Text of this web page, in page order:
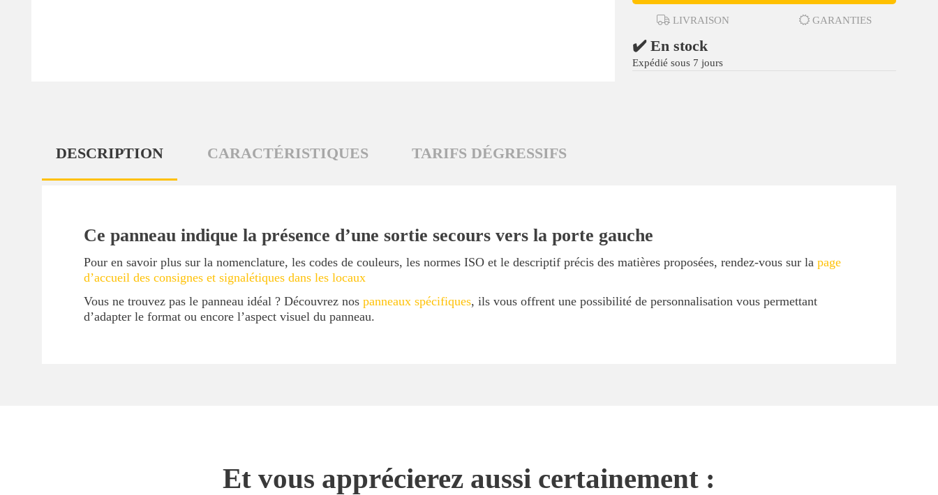
LIVRAISON GARANTIES
✔️ En stock
Expédié sous 7 jours
DESCRIPTION CARACTÉRISTIQUES TARIFS DÉGRESSIFS
Ce panneau indique la présence d’une sortie secours vers la porte gauche
Pour en savoir plus sur la nomenclature, les codes de couleurs, les normes ISO et le descriptif précis des matières proposées, rendez-vous sur la page
d’accueil des consignes et signalétiques dans les locaux
Vous ne trouvez pas le panneau idéal ? Découvrez nos panneaux spécifiques, ils vous offrent une possibilité de personnalisation vous permettant
d’adapter le format ou encore l’aspect visuel du panneau.
Et vous apprécierez aussi certainement :